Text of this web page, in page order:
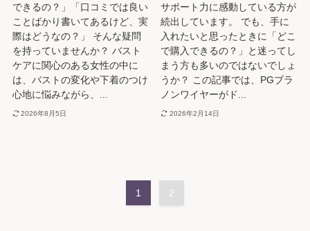
できるの？」「口コミでは良い
ことばかり書いてあるけど、実
際はどうなの？」 そんな疑問
を持っていませんか？ バスト
ケアに関心のある女性の中に
は、バストの変化や下着のつけ
心地に悩みながら、...
2026年8月5日
サポート力に感動している方が
続出しています。 でも、手に
入れたいと思ったときに「どこ
で購入できるの？」と迷ってし
まう方も多いのではないでしょ
うか？ この記事では、PGブラ
ノンワイヤーがド...
2026年2月14日
1 2